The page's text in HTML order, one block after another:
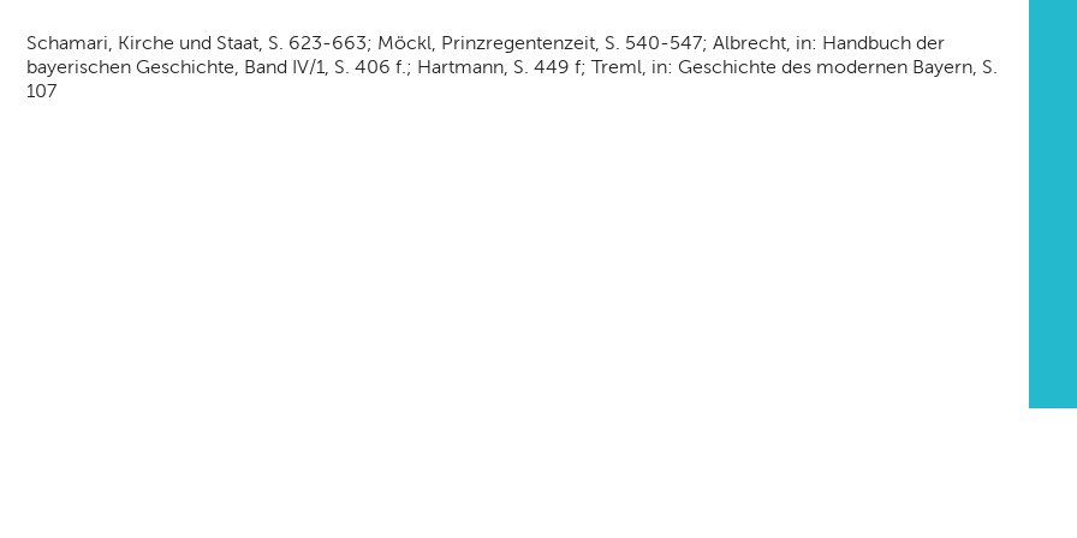
Schamari, Kirche und Staat, S. 623-663; Möckl, Prinzregentenzeit, S. 540-547; Albrecht, in: Handbuch der
bayerischen Geschichte, Band IV/1, S. 406 f.; Hartmann, S. 449 f; Treml, in: Geschichte des modernen Bayern, S.
107